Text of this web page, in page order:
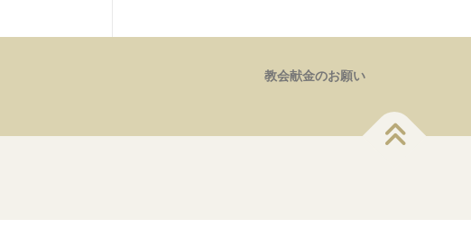
教会献金のお願い